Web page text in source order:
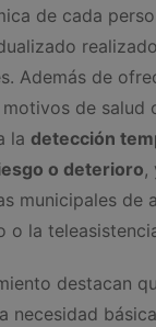
de cada
Además de
de salud
la detección
o deterioro,
municipales de
o la
destacan
necesidad